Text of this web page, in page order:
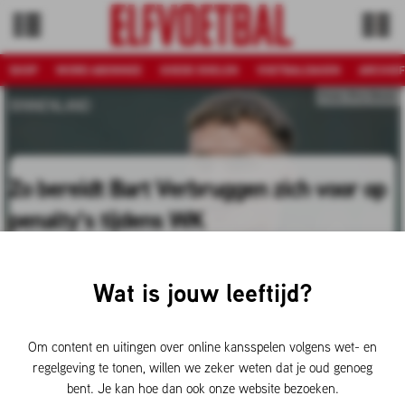
SHOP WORD ABONNEE GOEDE DOELEN VOETBALDAGEN ARCHIEF
BINNENLAND
Zo bereidt Bart Verbruggen zich voor op
penalty’s tijdens WK
voorbereiding op het toernooi speelt het scenario van een
plan klaarligt.
02-06-2026 15:36 doorJesper Langbroek
Wat is jouw leeftijd?
Om content en uitingen over online kansspelen volgens wet- en
regelgeving te tonen, willen we zeker weten dat je oud genoeg
bent. Je kan hoe dan ook onze website bezoeken.